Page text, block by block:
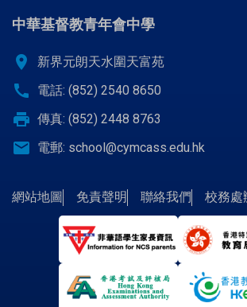
中華基督教青年會中學
location_on 新界元朗天水圍天富苑
call 電話: (852) 2540 8650
print 傳真: (852) 2448 8763
email 電郵: school@cymcass.edu.hk
網站地圖 免責聲明 聯絡我們 校務處